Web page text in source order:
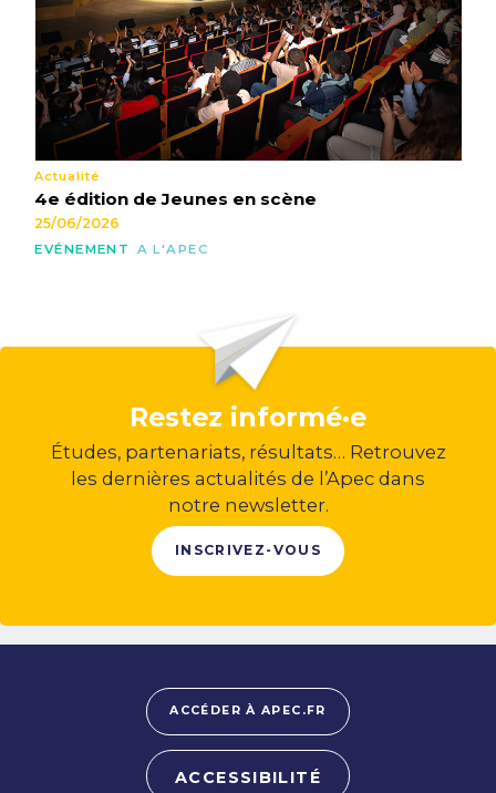
Actualité
4e édition de Jeunes en scène
25/06/2026
EVÉNEMENT A L'APEC
Restez informé·e
Études, partenariats, résultats… Retrouvez
les dernières actualités de l’Apec dans
notre newsletter.
INSCRIVEZ-VOUS
ACCÉDER À APEC.FR
ACCESSIBILITÉ